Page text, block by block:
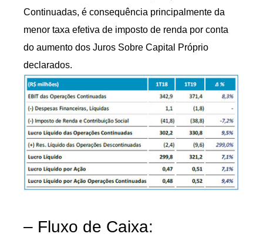
Continuadas, é consequência principalmente da
menor taxa efetiva de imposto de renda por conta
do aumento dos Juros Sobre Capital Próprio
declarados.
– Fluxo de Caixa: